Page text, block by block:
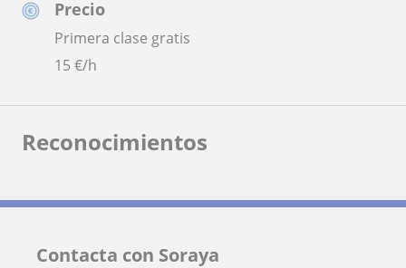
Precio
Primera clase gratis
15€/h
Reconocimientos
Contacta con Soraya